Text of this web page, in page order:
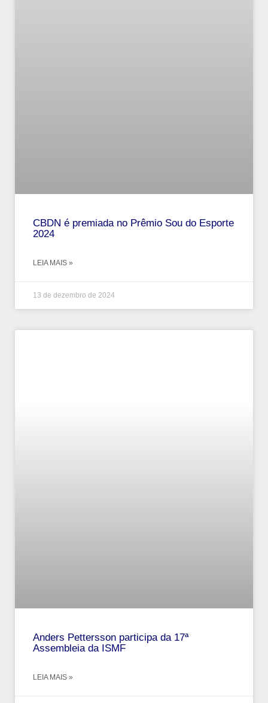
CBDN é premiada no Prêmio Sou do Esporte
2024
LEIA MAIS »
13 de dezembro de 2024
Anders Pettersson participa da 17ª
Assembleia da ISMF
LEIA MAIS »